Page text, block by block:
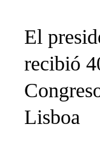
El
recibió
Lisboa